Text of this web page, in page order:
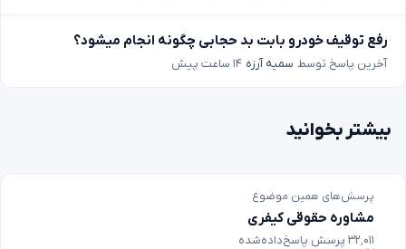
رفع توقیف خودرو بابت بد حجابی چگونه انجام میشود؟
آخرین پاسخ توسط سمیه آرزه ۱۴ ساعت پیش
بیشتر بخوانید
پرسش‌های همین موضوع
مشاوره حقوقی کیفری
۳۲٬۰۱۱ پرسش پاسخ‌داده‌شده